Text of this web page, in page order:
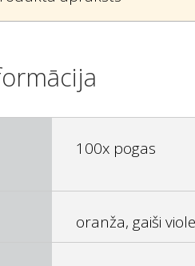
100x pogas
oranža, gaiši